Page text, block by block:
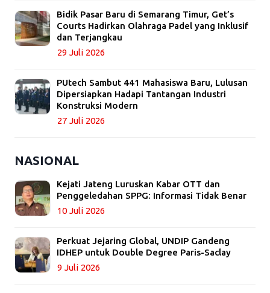
Bidik Pasar Baru di Semarang Timur, Get’s
Courts Hadirkan Olahraga Padel yang Inklusif
dan Terjangkau
29 Juli 2026
PUtech Sambut 441 Mahasiswa Baru, Lulusan
Dipersiapkan Hadapi Tantangan Industri
Konstruksi Modern
27 Juli 2026
NASIONAL
Kejati Jateng Luruskan Kabar OTT dan
Penggeledahan SPPG: Informasi Tidak Benar
10 Juli 2026
Perkuat Jejaring Global, UNDIP Gandeng
IDHEP untuk Double Degree Paris-Saclay
9 Juli 2026